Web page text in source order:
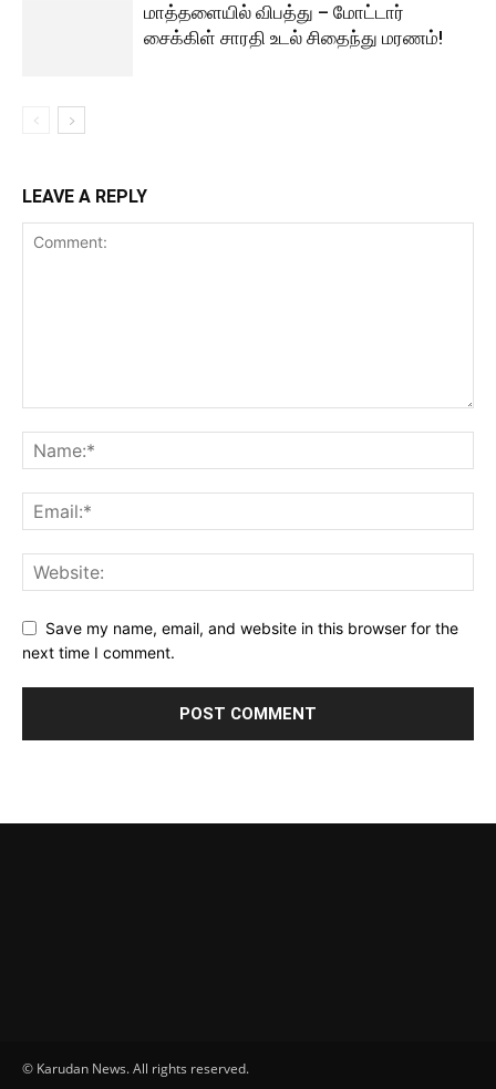
மாத்தளையில் விபத்து – மோட்டார்
சைக்கிள் சாரதி உடல் சிதைந்து மரணம்!
LEAVE A REPLY
Save my name, email, and website in this browser for the
next time I comment.
© Karudan News. All rights reserved.